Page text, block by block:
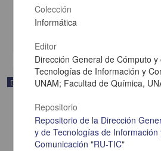
2019-06-18
Físico Matemáticas y Ciencias de la Tierra
Documentación académica y de investigación
Colección
Informática
Editor
Dirección General de Cómputo y
Tecnologías de Información y
UNAM; Facultad de Química,
Repositorio
Repositorio de la Dirección
y de Tecnologías de Información
Comunicación "RU-TIC"